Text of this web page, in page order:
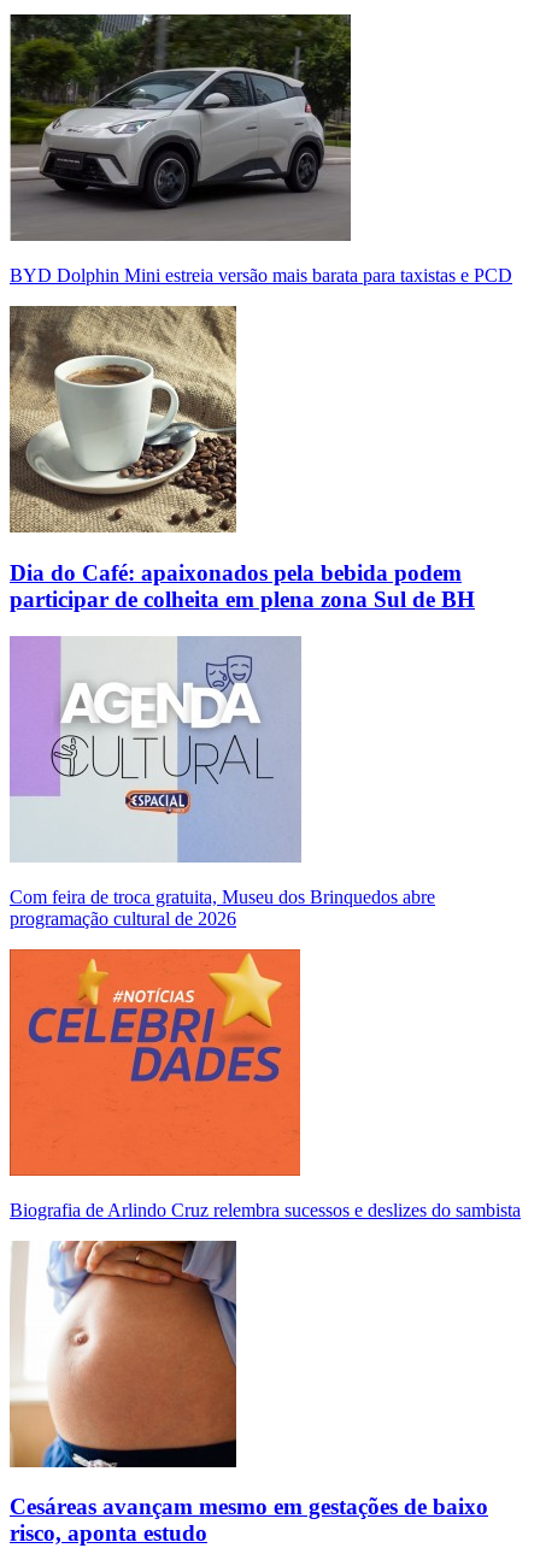
BYD Dolphin Mini estreia versão mais barata para taxistas e PCD
Dia do Café: apaixonados pela bebida podem
participar de colheita em plena zona Sul de BH
Com feira de troca gratuita, Museu dos Brinquedos abre
programação cultural de 2026
Biografia de Arlindo Cruz relembra sucessos e deslizes do sambista
Cesáreas avançam mesmo em gestações de baixo
risco, aponta estudo